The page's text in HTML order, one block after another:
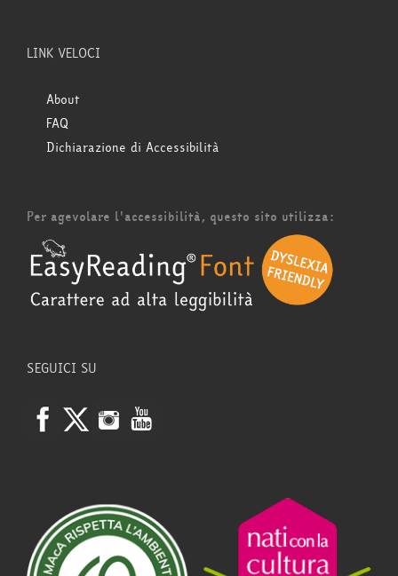
LINK VELOCI
About
FAQ
Dichiarazione di Accessibilità
Per agevolare l'accessibilità, questo sito utilizza:
SEGUICI SU